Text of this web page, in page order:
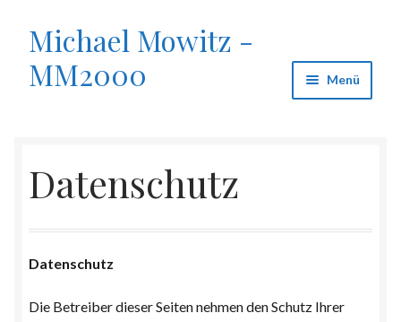
Zur
Navigation
springen
Zum
Inhalt
springen
Michael Mowitz -
MM2000
Menü
About
Datenschutz
Fräulein B.
Datenschutz
Datenschutz
Die Betreiber dieser Seiten nehmen den Schutz Ihrer